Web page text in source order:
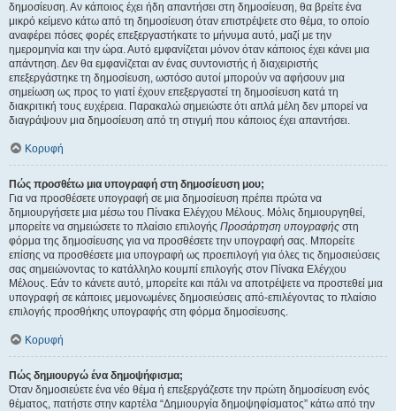
δημοσίευση. Αν κάποιος έχει ήδη απαντήσει στη δημοσίευση, θα βρείτε ένα
μικρό κείμενο κάτω από τη δημοσίευση όταν επιστρέψετε στο θέμα, το οποίο
αναφέρει πόσες φορές επεξεργαστήκατε το μήνυμα αυτό, μαζί με την
ημερομηνία και την ώρα. Αυτό εμφανίζεται μόνον όταν κάποιος έχει κάνει μια
απάντηση. Δεν θα εμφανίζεται αν ένας συντονιστής ή διαχειριστής
επεξεργάστηκε τη δημοσίευση, ωστόσο αυτοί μπορούν να αφήσουν μια
σημείωση ως προς το γιατί έχουν επεξεργαστεί τη δημοσίευση κατά τη
διακριτική τους ευχέρεια. Παρακαλώ σημειώστε ότι απλά μέλη δεν μπορεί να
διαγράψουν μια δημοσίευση από τη στιγμή που κάποιος έχει απαντήσει.
Κορυφή
Πώς προσθέτω μια υπογραφή στη δημοσίευση μου;
Για να προσθέσετε υπογραφή σε μια δημοσίευση πρέπει πρώτα να
δημιουργήσετε μια μέσω του Πίνακα Ελέγχου Μέλους. Μόλις δημιουργηθεί,
μπορείτε να σημειώσετε το πλαίσιο επιλογής Προσάρτηση υπογραφής στη
φόρμα της δημοσίευσης για να προσθέσετε την υπογραφή σας. Μπορείτε
επίσης να προσθέσετε μια υπογραφή ως προεπιλογή για όλες τις δημοσιεύσεις
σας σημειώνοντας το κατάλληλο κουμπί επιλογής στον Πίνακα Ελέγχου
Μέλους. Εάν το κάνετε αυτό, μπορείτε και πάλι να αποτρέψετε να προστεθεί μια
υπογραφή σε κάποιες μεμονωμένες δημοσιεύσεις από-επιλέγοντας το πλαίσιο
επιλογής προσθήκης υπογραφής στη φόρμα δημοσίευσης.
Κορυφή
Πώς δημιουργώ ένα δημοψήφισμα;
Όταν δημοσιεύετε ένα νέο θέμα ή επεξεργάζεστε την πρώτη δημοσίευση ενός
θέματος, πατήστε στην καρτέλα “Δημιουργία δημοψηφίσματος” κάτω από την